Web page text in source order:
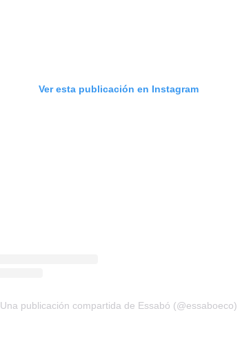
Ver esta publicación en Instagram
Una publicación compartida de Essabó (@essaboeco)